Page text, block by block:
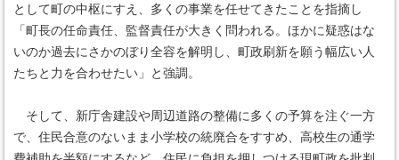
として町の中枢にすえ、多くの事業を任せてきたことを指摘し
「町長の任命責任、監督責任が大きく問われる。ほかに疑惑はな
いのか過去にさかのぼり全容を解明し、町政刷新を願う幅広い人
たちと力を合わせたい」と強調。
そして、新庁舎建設や周辺道路の整備に多くの予算を注ぐ一方
で、住民合意のないまま小学校の統廃合をすすめ、高校生の通学